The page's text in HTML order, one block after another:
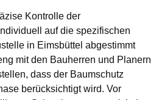
Kontrolle der
auf die spezifischen
in Eimsbüttel abgestimmt
mit den Bauherren und Planern
dass der Baumschutz
berücksichtigt wird. Vor